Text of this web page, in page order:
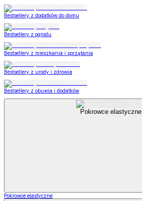
Bestsellery z dodatków do domu
Bestsellery z ogrodu
Bestsellery z mieszkania i sprzątania
Bestsellery z urody i zdrowia
Bestsellery z obuwia i dodatków
Pokrowce elastyczne
Pokrowce elastyczne